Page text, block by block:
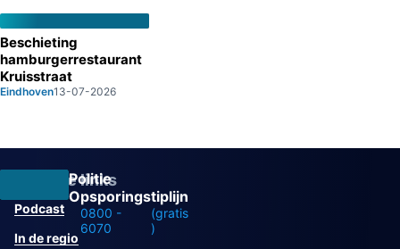
Beschieting
hamburgerrestaurant
Kruisstraat
Eindhoven13-07-2026
Politie
Opsporingstiplijn
0800 -
6070
(gratis
)
Overige links
Podcast
In de regio